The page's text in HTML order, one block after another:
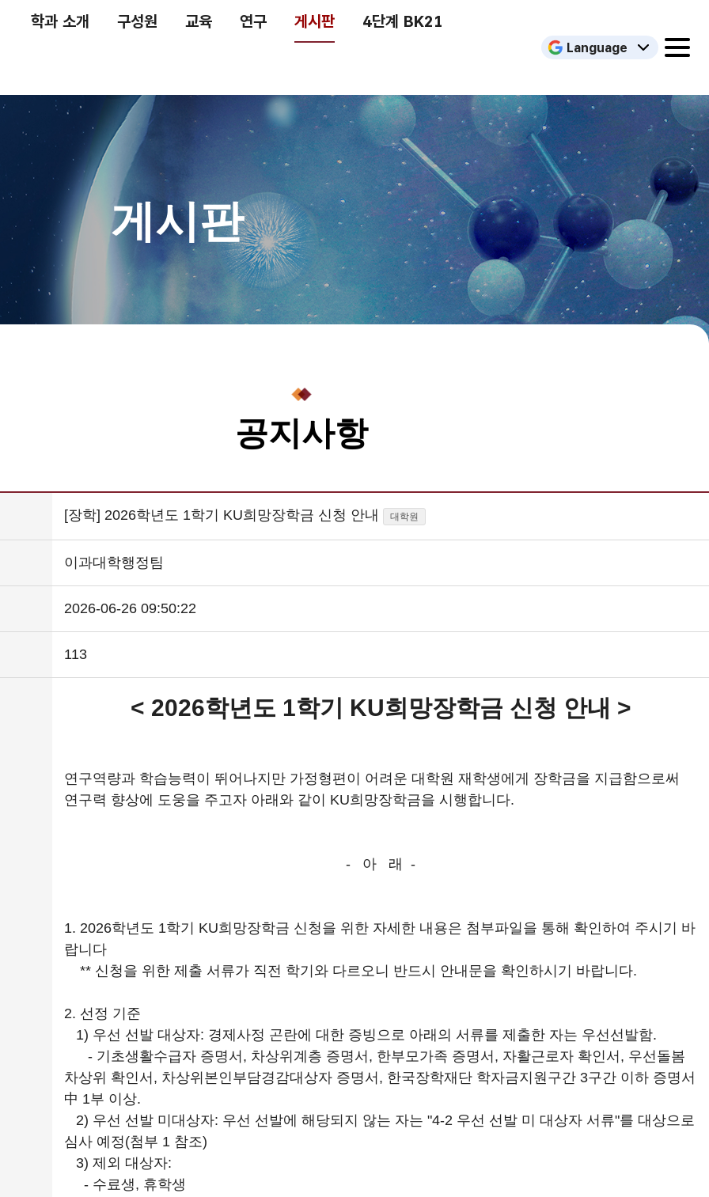
학과 소개 구성원 교육 연구 게시판 4단계 BK21
Language
게시판
공지사항
[장학] 2026학년도 1학기 KU희망장학금 신청 안내 대학원
이과대학행정팀
2026-06-26 09:50:22
113
< 2026학년도 1학기 KU희망장학금 신청 안내 >
연구역량과 학습능력이 뛰어나지만 가정형편이 어려운 대학원 재학생에게 장학금을 지급함으로써
연구력 향상에 도웅을 주고자 아래와 같이 KU희망장학금을 시행합니다.
- 아 래 -
1. 2026학년도 1학기 KU희망장학금 신청을 위한 자세한 내용은 첨부파일을 통해 확인하여 주시기 바
랍니다
** 신청을 위한 제출 서류가 직전 학기와 다르오니 반드시 안내문을 확인하시기 바랍니다.
2. 선정 기준
1) 우선 선발 대상자: 경제사정 곤란에 대한 증빙으로 아래의 서류를 제출한 자는 우선선발함.
- 기초생활수급자 증명서, 차상위계층 증명서, 한부모가족 증명서, 자활근로자 확인서, 우선돌봄
차상위 확인서, 차상위본인부담경감대상자 증명서, 한국장학재단 학자금지원구간 3구간 이하 증명서
中 1부 이상.
2) 우선 선발 미대상자: 우선 선발에 해당되지 않는 자는 "4-2 우선 선발 미 대상자 서류"를 대상으로
심사 예정(첨부 1 참조)
3) 제외 대상자:
- 수료생, 휴학생